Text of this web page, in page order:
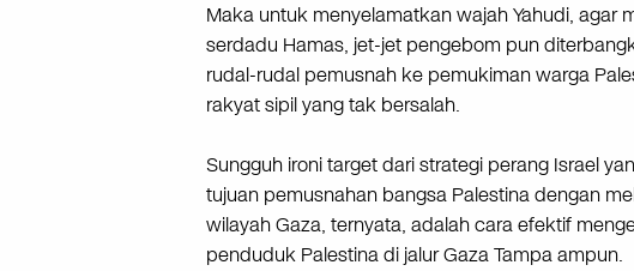
Maka untuk menyelamatkan wajah Yahudi, agar
serdadu Hamas, jet-jet pengebom pun
rudal-rudal pemusnah ke pemukiman warga
rakyat sipil yang tak bersalah.
Sungguh ironi target dari strategi perang Israel
tujuan pemusnahan bangsa Palestina dengan
wilayah Gaza, ternyata, adalah cara efektif
penduduk Palestina di jalur Gaza Tampa ampun.